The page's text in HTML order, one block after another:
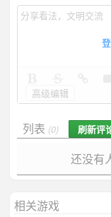
高级编辑
列表 (0) 刷新评
还没有
相关游戏